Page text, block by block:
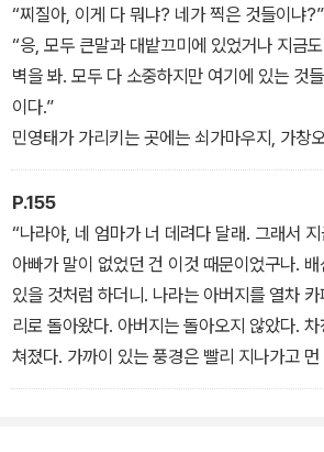
“찌질아, 이게 다 뭐냐? 네가 찍은 것들이냐?”
“응, 모두 큰말과 대밭끄미에 있었거나 지금
벽을 봐. 모두 다 소중하지만 여기에 있는 것
이다.”
민영태가 가리키는 곳에는 쇠가마우지, 가창
긴꼬리투구새우, 고란초가 각각 이름표를 달
“보호대상종들이지. 모두 이 큰말에 있던 것들
지 고작 사 년 되었는데 그 사이에 대부분 사
야 할까? 탓하기에는 너무 늦었는지도 몰라
P.155
“나라야, 네 엄마가 너 데려다 달래. 그래서
아빠가 말이 없었던 건 이것 때문이었구나.
있을 것처럼 하더니. 나라는 아버지를 열차
리로 돌아왔다. 아버지는 돌아오지 않았다.
쳐졌다. 가까이 있는 풍경은 빨리 지나가고
다. 어떤 책에서 그런 현상을 상대성 이론의